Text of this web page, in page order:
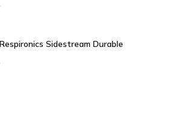
Sidestream Durable